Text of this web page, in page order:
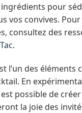
pour
vos convives.
consultez des
.
l’un des éléments
En
possible de
la joie des